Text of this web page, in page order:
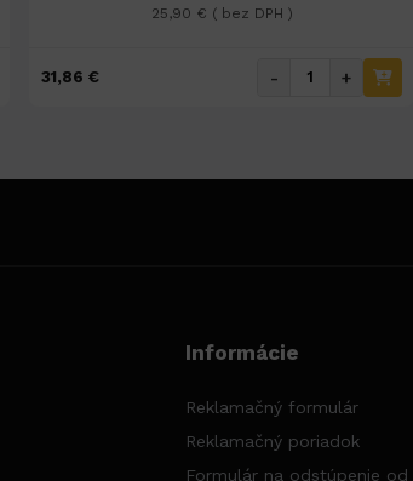
25,90 € ( bez DPH )
31,86 € - +
Informácie
Reklamačný formulár
Reklamačný poriadok
Formulár na odstúpenie od